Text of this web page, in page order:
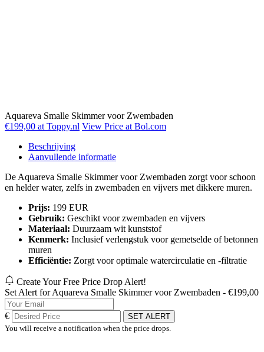
Aquareva Smalle Skimmer voor Zwembaden
€199,00 at Toppy.nl View Price at Bol.com
Beschrijving
Aanvullende informatie
De Aquareva Smalle Skimmer voor Zwembaden zorgt voor schoon
en helder water, zelfs in zwembaden en vijvers met dikkere muren.
Prijs: 199 EUR
Gebruik: Geschikt voor zwembaden en vijvers
Materiaal: Duurzaam wit kunststof
Kenmerk: Inclusief verlengstuk voor gemetselde of betonnen
muren
Efficiëntie: Zorgt voor optimale watercirculatie en -filtratie
Create Your Free Price Drop Alert!
Set Alert for Aquareva Smalle Skimmer voor Zwembaden - €199,00
€
SET ALERT
You will receive a notification when the price drops.